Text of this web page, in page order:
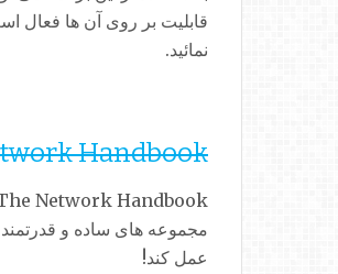
نمائید.
Handbook
مجموعه های ساده و
عمل کند!